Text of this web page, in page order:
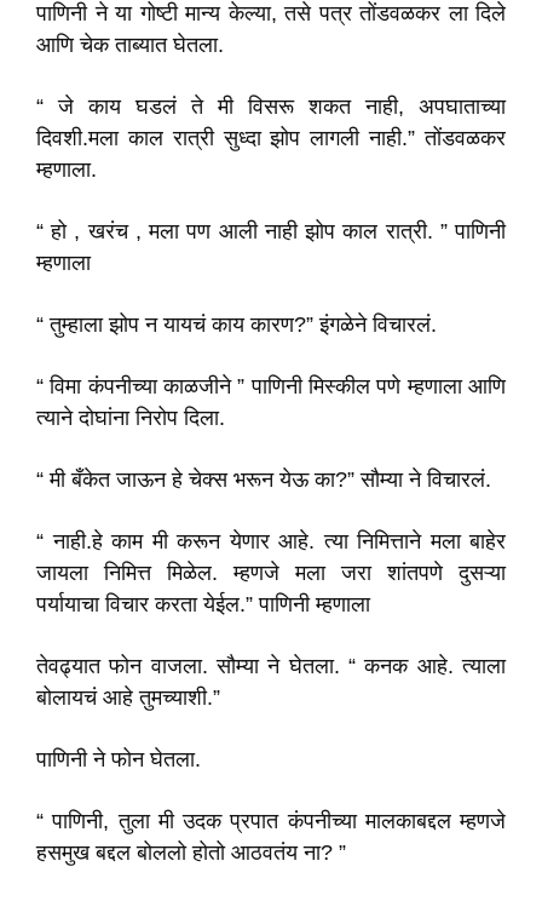
पाणिनी ने या गोष्टी मान्य केल्या, तसे पत्र तोंडवळकर ला दिले
आणि चेक ताब्यात घेतला.
“ जे काय घडलं ते मी विसरू शकत नाही, अपघाताच्या
दिवशी.मला काल रात्री सुध्दा झोप लागली नाही.” तोंडवळकर
म्हणाला.
“ हो , खरंच , मला पण आली नाही झोप काल रात्री. ” पाणिनी
म्हणाला
“ तुम्हाला झोप न यायचं काय कारण?” इंगळेने विचारलं.
“ विमा कंपनीच्या काळजीने ” पाणिनी मिस्कील पणे म्हणाला आणि
त्याने दोघांना निरोप दिला.
“ मी बँकेत जाऊन हे चेक्स भरून येऊ का?” सौम्या ने विचारलं.
“ नाही.हे काम मी करून येणार आहे. त्या निमित्ताने मला बाहेर
जायला निमित्त मिळेल. म्हणजे मला जरा शांतपणे दुसऱ्या
पर्यायाचा विचार करता येईल.” पाणिनी म्हणाला
तेवढ्यात फोन वाजला. सौम्या ने घेतला. “ कनक आहे. त्याला
बोलायचं आहे तुमच्याशी.”
पाणिनी ने फोन घेतला.
“ पाणिनी, तुला मी उदक प्रपात कंपनीच्या मालकाबद्दल म्हणजे
हसमुख बद्दल बोललो होतो आठवतंय ना? ”